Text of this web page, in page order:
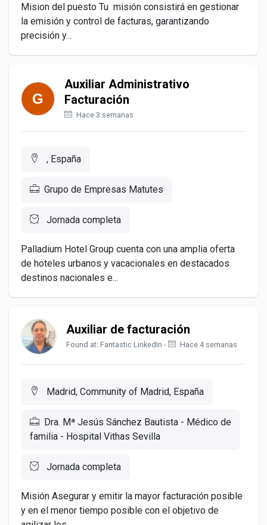
Mision del puesto Tu misión consistirá en gestionar
la emisión y control de facturas, garantizando
precisión y...
Auxiliar Administrativo
Facturación
Hace 3 semanas
, España
Grupo de Empresas Matutes
Jornada completa
Palladium Hotel Group cuenta con una amplia oferta
de hoteles urbanos y vacacionales en destacados
destinos nacionales e...
Auxiliar de facturación
Found at: Fantastic LinkedIn - Hace 4 semanas
Madrid, Community of Madrid, España
Dra. Mª Jesús Sánchez Bautista - Médico de
familia - Hospital Vithas Sevilla
Jornada completa
Misión Asegurar y emitir la mayor facturación posible
y en el menor tiempo posible con el objetivo de